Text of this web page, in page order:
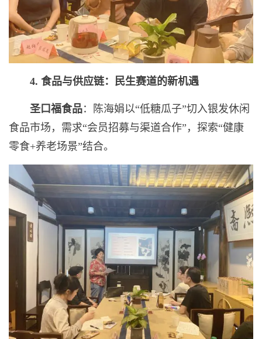
4. 食品与供应链：民生赛道的新机遇
圣口福食品：陈海娟以“低糖瓜子”切入银发休闲
食品市场，需求“会员招募与渠道合作”，探索“健康
零食+养老场景”结合。